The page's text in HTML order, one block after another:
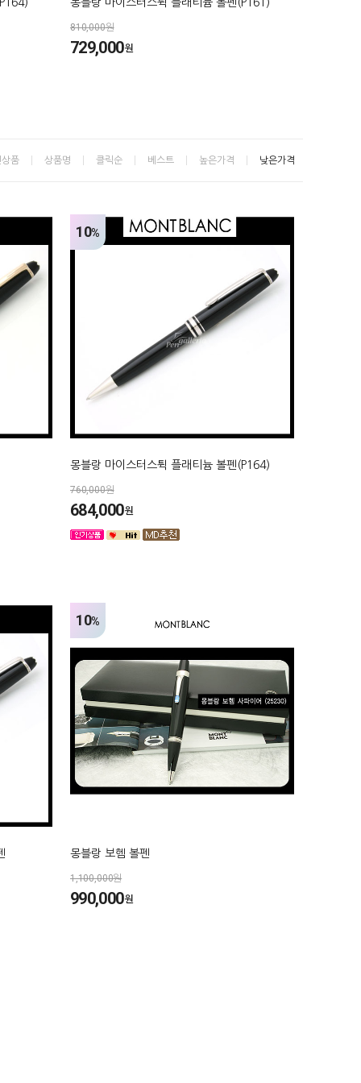
몽블랑 마이스터스튁 플래티늄 볼펜(P161)
810,000원
729,000원
상품 상품명 클릭순 베스트 높은가격 낮은가격
10%
몽블랑 마이스터스튁 플래티늄 볼펜(P164)
760,000원
684,000원
10%
몽블랑 보헴 볼펜
1,100,000원
990,000원